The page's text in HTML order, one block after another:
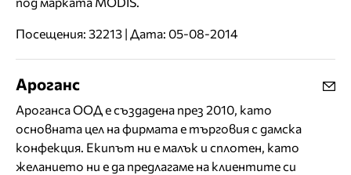
Посещения: 32213 | Дата: 05-08-2014
Ароганс
Ароганса ООД е създадена през 2010, като
основната цел на фирмата е търговия с дамска
конфекция. Екипът ни е малък и сплотен, като
желанието ни е да предлагаме на клиентите си